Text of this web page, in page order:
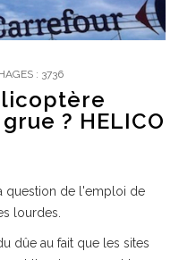
: 3736
? HELICO
question de l'emploi de
lourdes.
dûe au fait que les sites